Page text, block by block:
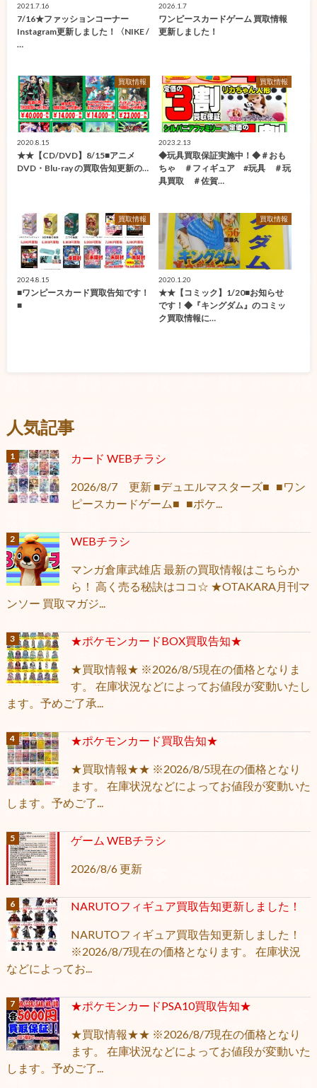
2021.7.16
7/16★ファッションコーナー
Instagram更新しました！〈NIKE /
…
2026.1.7
ワンピースカードゲーム 買取情報
更新しました！
買取情報
2020.8.15
★★【CD/DVD】8/15■アニメ
DVD・Blu-ray の買取告知更新の…
買取情報
2023.2.13
◆玩具買取保証実施中！◆＃おも
ちゃ ＃フィギュア #玩具 ＃玩
具買取 ＃佐賀…
買取情報
2024.8.15
■ワンピースカード買取告知です！
■
買取情報
2020.1.20
★★【コミック】1/20■お知らせ
です！◆『キングダム』のコミッ
ク買取情報に…
人気記事
カード WEBチラシ
2026/8/7 更新 ■デュエルマスターズ■ ■ワン
ピースカードゲーム■ ■ポケ...
WEBチラシ
マンガ倉庫武雄店 最新の買取情報はこちらか
ら！ 高く売る秘訣はココ☆ ★OTAKARA月刊マ
ンソー 買取マガジ...
★ポケモンカードBOX買取告知★
★買取情報★ ※2026/8/5現在の価格となりま
す。 在庫状況などによってお値段が変動いたし
ます。予めご了承...
★ポケモンカード買取告知★
★買取情報★★ ※2026/8/5現在の価格となり
ます。 在庫状況などによってお値段が変動いた
します。予めご了...
ゲーム WEBチラシ
2026/8/6 更新
NARUTOフィギュア買取告知更新しました！
NARUTOフィギュア買取告知更新しました！
※2026/8/7現在の価格となります。 在庫状況
などによってお...
★ポケモンカードPSA10買取告知★
★買取情報★★ ※2026/8/7現在の価格となり
ます。 在庫状況などによってお値段が変動いた
します。予めご了...